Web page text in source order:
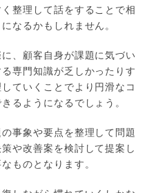
整理して話をすることで相
なるかもしれません。
、顧客自身が課題に気づい
専門知識が乏しかったりす
ていくことでより円滑なコ
るようになるでしょう。
事象や要点を整理して問題
や改善案を検討して提案し
ものとなります。